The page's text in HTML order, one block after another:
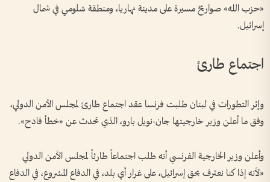
«حزب الله» صواريخ مسيرة على مدينة نهاريا، ومنطقة شلومي في شمال
إسرائيل.
اجتماع طارئ
وإثر التطورات في لبنان طلبت فرنسا عقد اجتماع طارئ لمجلس الأمن الدولي،
وفق ما أعلن وزير خارجيتها جان-نويل بارو، الذي تحدث عن «خطأ فادح».
وأعلن وزير الخارجية الفرنسي أنه طلب اجتماعاً طارئاً لمجلس الأمن الدولي
«لأنه إذا كنا نعترف بحق إسرائيل، على غرار أي بلد، في الدفاع المشروع، في الدفاع